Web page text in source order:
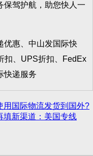
驾护航，助您快人一
惠、中山发国际快
扣、UPS折扣、FedEx
快递服务
用国际物流发货到国外?
填新渠道：美国专线